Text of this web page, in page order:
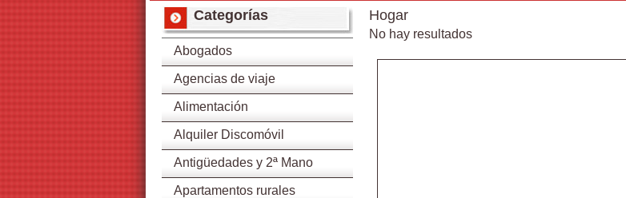
Categorías
Abogados
Agencias de viaje
Alimentación
Alquiler Discomóvil
Antigüedades y 2ª Mano
Apartamentos rurales
Hogar
No hay resultados